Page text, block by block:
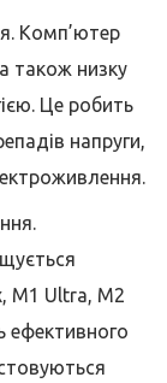
Комп’ютер
також низку
Це робить
напруги,
M1 Ultra, M2
ефективного